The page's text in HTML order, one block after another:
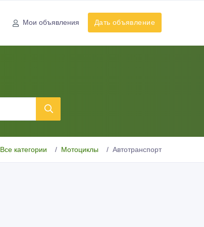
Мои объявления Дать объявление
Все категории Мотоциклы Автотранспорт